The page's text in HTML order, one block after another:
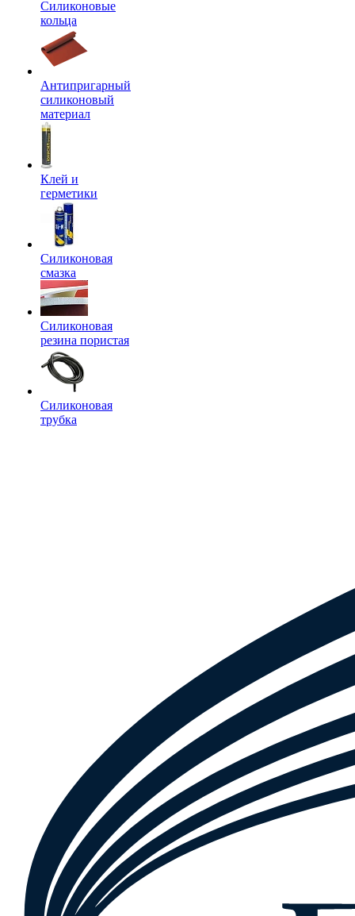
Силиконовые
кольца
Антипригарный
силиконовый
материал
Клей и
герметики
Силиконовая
смазка
Силиконовая
резина пористая
Силиконовая
трубка